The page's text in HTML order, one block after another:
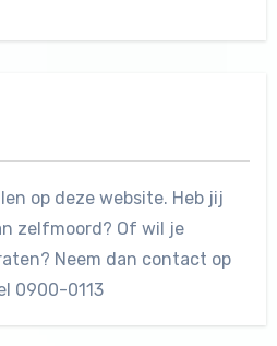
op deze website. Heb jij
zelfmoord? Of wil je
Neem dan contact op
0900-0113